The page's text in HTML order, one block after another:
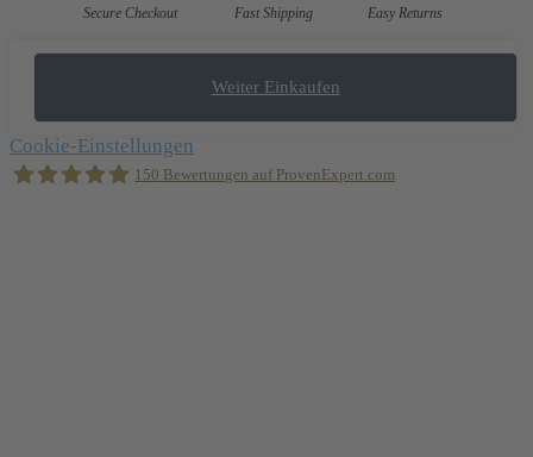
Secure Checkout Fast Shipping Easy Returns
Weiter Einkaufen
Cookie-Einstellungen
150 Bewertungen auf ProvenExpert.com